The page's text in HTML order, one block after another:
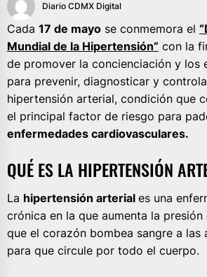
Diario CDMX Digital
Cada 17 de mayo se conmemora el
Mundial de la Hipertensión” con la
de promover la concienciación y los
para prevenir, diagnosticar y
hipertensión arterial, condición que
el principal factor de riesgo para
enfermedades cardiovasculares.
QUÉ ES LA HIPERTENSIÓN
La hipertensión arterial es una
crónica en la que aumenta la presión
que el corazón bombea sangre a las
para que circule por todo el cuerpo.